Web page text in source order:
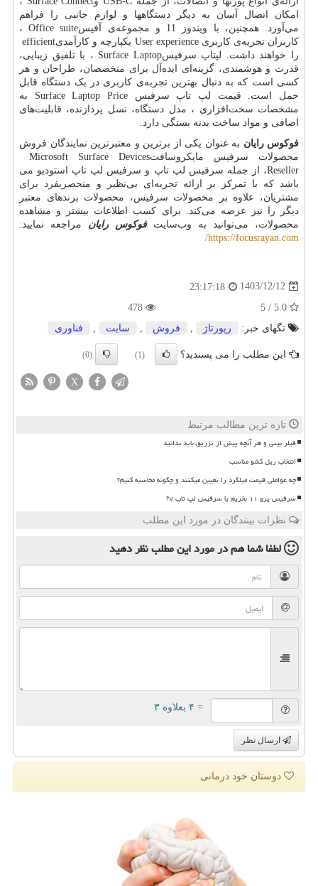
امکان اتصال آسان به دیگر دستگاهها و لوازم جانبی را فراهم
می‌آورد. همچنین، با ویندوز 11 و مجموعه‌ی آفیس
Office suite ،
کاربران تجربه‌ی کاربری User experience یکپارچه و کارآمدیefficient
را خواهند داشت. لپتاپ سرفیسSurface Laptop ، با تلفیق زیبایی،
قدرت و هوشمندی، گزینه‌ای ایده‌آل برای متخصصان، طراحان و هر
کسی است که به دنبال بهترین تجربه‌ی کاربری در یک دستگاه قابل
حمل است. قیمت لپ تاپ سرفیس Surface Laptop Price به
مشخصات سخت‌افزاری ، مدل دستگاه، نسل پردازنده، قابلیت‌های
اضافی و مواد ساخت بدنه بستگی دارد.
فوکوس رایان به عنوان یکی از برترین و معتبرترین نمایندگان فروش
محصولات سرفیس مایکروسافتMicrosoft Surface Devices
Reseller، از جمله سرفیس لپ تاپ و سرفیس لپ تاپ استودیو می
باشد که با تمرکز بر ارائه تجربه‌ای بی‌نظیر و منحصربفرد برای
مشتریان، علاوه بر محصولات سرفیس، محصولات برندهای معتبر
دیگر را نیز عرضه می‌کند. برای کسب اطلاعات بیشتر و مشاهده
محصولات، می‌توانید به وب‌سایتفوکوس رایان مراجعه نمایید:
https://focusrayan.com
/
1403/12/12
23:17:18
تگهای خبر:
رپورتاژ , فروش , سایت , فناوری
این مطلب را می پسندید؟ (1)
(0)
X
تازه ترین مطالب مرتبط
فیلر بینی و هر آنچه پیش از تزریق باید بدانید
انتخاب ریل کشو مناسب
چه عواملی قیمت میلگرد را تعیین میکنند و چگونه محاسبه کنیم؟
سرفیس پرو ۱۱ بخریم یا سرفیس لپ تاپ ۷؟
نظرات بینندگان در مورد این مطلب
لطفا شما همدر مورد این مطلبنظر دهید
= ۴ بعلاوه ۳
ارسال نظر
دوستان خود درمانی